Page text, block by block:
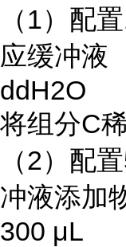
（1）配
应缓冲液
ddH2O
将组分C
（2）配
冲液添加
300 μL